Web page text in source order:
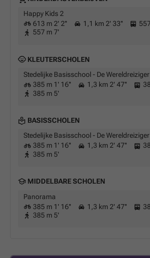
Happy Kids 2
613 m 2' 2''
1,1 km 2' 33''
557 m 7'
KLEUTERSCHOLEN
Stedelijke Basisschool - De Wereldreiziger
385 m 1' 16''
1,3 km 2' 47''
385 m 5'
BASISSCHOLEN
Stedelijke Basisschool - De Wereldreiziger
385 m 1' 16''
1,3 km 2' 47''
385 m 5'
MIDDELBARE SCHOLEN
Panorama
385 m 1' 16''
1,3 km 2' 47''
385 m 5'